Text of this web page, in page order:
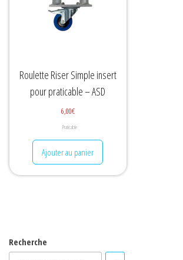
Roulette Riser Simple insert
pour praticable – ASD
6,00€
Praticable
Ajouter au panier
Recherche